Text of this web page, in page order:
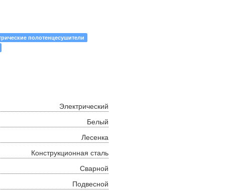
полотенцесушители
Электрический
Белый
Лесенка
Конструкционная сталь
Сварной
Подвесной